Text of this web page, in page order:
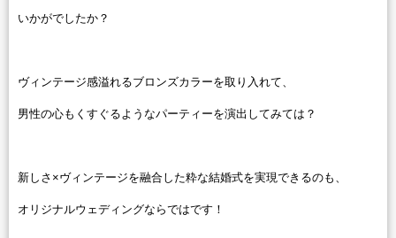
いかがでしたか？
ヴィンテージ感溢れるブロンズカラーを取り入れて、
男性の心もくすぐるようなパーティーを演出してみては？
新しさ×ヴィンテージを融合した粋な結婚式を実現できるのも、
オリジナルウェディングならではです！